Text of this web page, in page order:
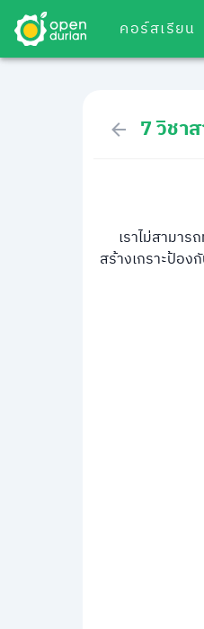
คอร์สเรียน
7 วิชา
เราไม่สามา
สร้างเกราะป้อง